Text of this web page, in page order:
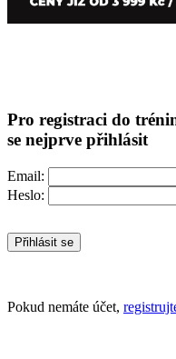
Pro registraci do
se nejprve přihlásit
Email:
Heslo:
Přihlásit se
Pokud nemáte účet,